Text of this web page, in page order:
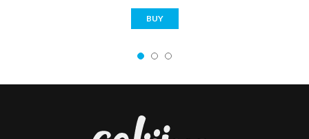
BUY